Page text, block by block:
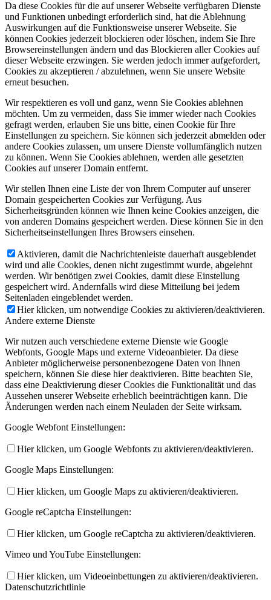
Da diese Cookies für die auf unserer Webseite verfügbaren Dienste
und Funktionen unbedingt erforderlich sind, hat die Ablehnung
Auswirkungen auf die Funktionsweise unserer Webseite. Sie
können Cookies jederzeit blockieren oder löschen, indem Sie Ihre
Browsereinstellungen ändern und das Blockieren aller Cookies auf
dieser Webseite erzwingen. Sie werden jedoch immer aufgefordert,
Cookies zu akzeptieren / abzulehnen, wenn Sie unsere Website
erneut besuchen.
Wir respektieren es voll und ganz, wenn Sie Cookies ablehnen
möchten. Um zu vermeiden, dass Sie immer wieder nach Cookies
gefragt werden, erlauben Sie uns bitte, einen Cookie für Ihre
Einstellungen zu speichern. Sie können sich jederzeit abmelden oder
andere Cookies zulassen, um unsere Dienste vollumfänglich nutzen
zu können. Wenn Sie Cookies ablehnen, werden alle gesetzten
Cookies auf unserer Domain entfernt.
Wir stellen Ihnen eine Liste der von Ihrem Computer auf unserer
Domain gespeicherten Cookies zur Verfügung. Aus
Sicherheitsgründen können wie Ihnen keine Cookies anzeigen, die
von anderen Domains gespeichert werden. Diese können Sie in den
Sicherheitseinstellungen Ihres Browsers einsehen.
Aktivieren, damit die Nachrichtenleiste dauerhaft ausgeblendet
wird und alle Cookies, denen nicht zugestimmt wurde, abgelehnt
werden. Wir benötigen zwei Cookies, damit diese Einstellung
gespeichert wird. Andernfalls wird diese Mitteilung bei jedem
Seitenladen eingeblendet werden.
Hier klicken, um notwendige Cookies zu aktivieren/deaktivieren.
Andere externe Dienste
Wir nutzen auch verschiedene externe Dienste wie Google
Webfonts, Google Maps und externe Videoanbieter. Da diese
Anbieter möglicherweise personenbezogene Daten von Ihnen
speichern, können Sie diese hier deaktivieren. Bitte beachten Sie,
dass eine Deaktivierung dieser Cookies die Funktionalität und das
Aussehen unserer Webseite erheblich beeinträchtigen kann. Die
Änderungen werden nach einem Neuladen der Seite wirksam.
Google Webfont Einstellungen:
Hier klicken, um Google Webfonts zu aktivieren/deaktivieren.
Google Maps Einstellungen:
Hier klicken, um Google Maps zu aktivieren/deaktivieren.
Google reCaptcha Einstellungen:
Hier klicken, um Google reCaptcha zu aktivieren/deaktivieren.
Vimeo und YouTube Einstellungen:
Hier klicken, um Videoeinbettungen zu aktivieren/deaktivieren.
Datenschutzrichtlinie